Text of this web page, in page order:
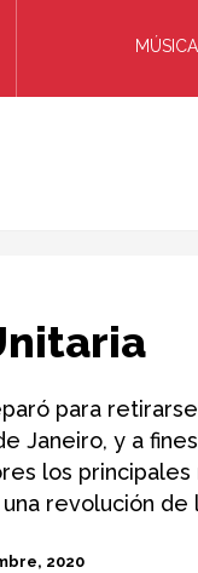
MÚSICA
para
Janeiro, y a
los
revolución
2020